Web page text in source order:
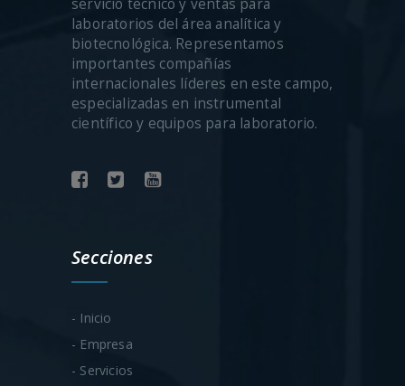
servicio técnico y ventas para
laboratorios del área analítica y
biotecnológica. Representamos
importantes compañías
internacionales líderes en este campo,
especializadas en instrumental
científico y equipos para laboratorio.
Secciones
- Inicio
- Empresa
- Servicios